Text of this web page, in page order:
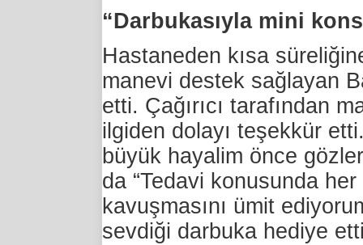
“Darbukasıyla mini
Hastaneden kısa
manevi destek sağlayan
etti. Çağırıcı tarafından
ilgiden dolayı teşekkür
büyük hayalim önce
da “Tedavi konusunda
kavuşmasını ümit
sevdiği darbuka hediye